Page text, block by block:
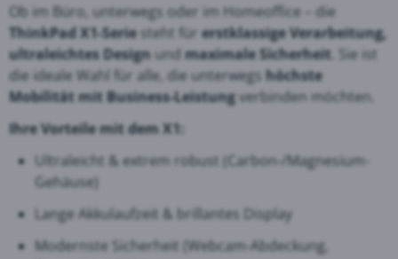
Ob im Büro, unterwegs oder im Homeoffice – die
ThinkPad X1-Seriesteht fürerstklassige Verarbeitung,
ultraleichtes Design und maximale Sicherheit . Sie ist
die ideale Wahl für alle, die unterwegs höchste
Mobilität mit Business-Leistung verbinden möchten.
Ihre Vorteile mit dem X1:
Ultraleicht & extrem robust (Carbon-/Magnesium-
Gehäuse)
Lange Akkulaufzeit & brillantes Display
Modernste Sicherheit (Webcam-Abdeckung,